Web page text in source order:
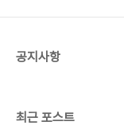
공지사항
최근 포스트